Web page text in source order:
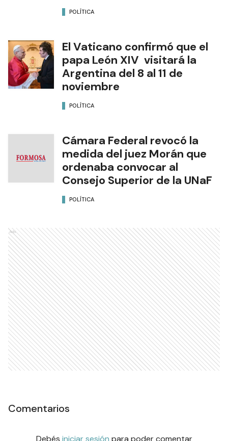
POLÍTICA
El Vaticano confirmó que el
papa León XIV visitará la
Argentina del 8 al 11 de
noviembre
POLÍTICA
Cámara Federal revocó la
medida del juez Morán que
ordenaba convocar al
Consejo Superior de la UNaF
POLÍTICA
Ads
Comentarios
Debés iniciar sesión para poder comentar